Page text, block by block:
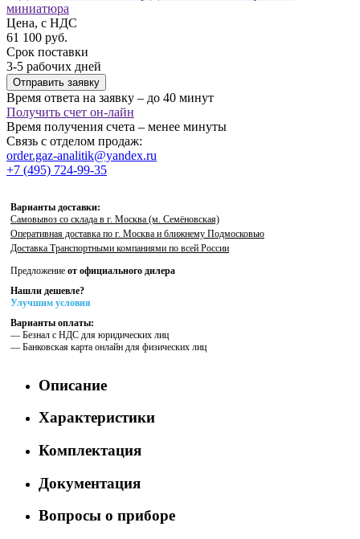
Цена, с НДС
61 100 руб.
Срок поставки
3-5 рабочих дней
Отправить заявку
Время ответа на заявку – до 40 минут
Получить счет он-лайн
Время получения счета – менее минуты
Связь с отделом продаж:
order.gaz-analitik@yandex.ru
+7 (495) 724-99-35
Варианты доставки:
Самовывоз со склада в г. Москва (м. Семёновская)
Оперативная доставка по г. Москва и ближнему Подмосковью
Доставка Транспортными компаниями по всей России
Предложение от официального дилера
Нашли дешевле?
Улучшим условия
Варианты оплаты:
— Безнал с НДС для юридических лиц
— Банковская карта онлайн для физических лиц
Описание
Характеристики
Комплектация
Документация
Вопросы о приборе